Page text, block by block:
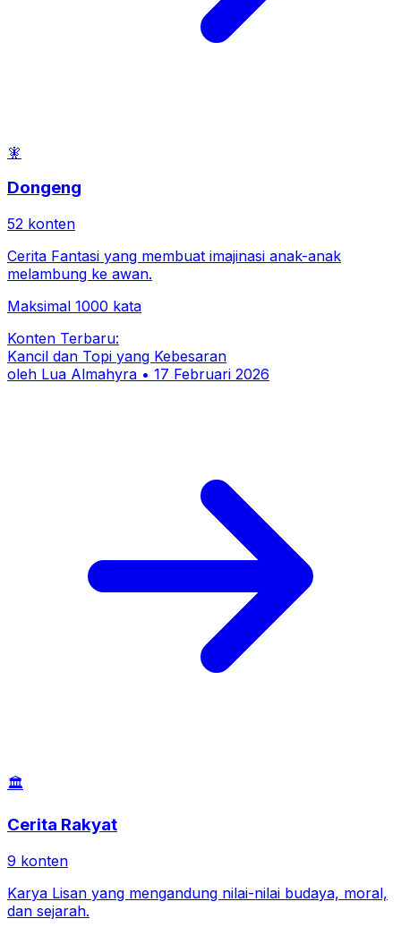
🧚
Dongeng
52 konten
Cerita Fantasi yang membuat imajinasi anak-anak
melambung ke awan.
Maksimal 1000 kata
Konten Terbaru:
Kancil dan Topi yang Kebesaran
oleh Lua Almahyra • 17 Februari 2026
🏛️
Cerita Rakyat
9 konten
Karya Lisan yang mengandung nilai-nilai budaya, moral,
dan sejarah.